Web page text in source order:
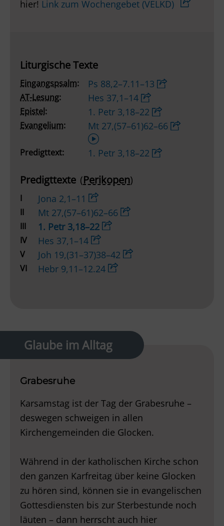
hier! Link zum Wochengebet (VELKD)
Liturgische Texte
Eingangspsalm: Ps 88,2–7.11–13
AT-Lesung: Hes 37,1–14
Epistel: 1. Petr 3,18–22
Evangelium: Mt 27,(57–61)62–66
Audio-
Player
Predigttext: 1. Petr 3,18–22
Predigttexte (Perikopen)
I Jona 2,1–11
II Mt 27,(57–61)62–66
III 1. Petr 3,18–22
IV Hes 37,1–14
V Joh 19,(31–37)38–42
VI Hebr 9,11–12.24
Glaube im Alltag
Grabesruhe
Karsamstag ist der Tag der Grabesruhe –
deswegen schweigen in allen
Kirchengemeinden die Glocken.
Während in der katholischen Kirche schon
den ganzen Karfreitag über keine Glocken
zu hören sind, können sie in evangelischen
Gottesdiensten bis zur Sterbestunde noch
läuten – dann herrscht auch hier